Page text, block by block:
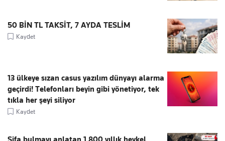
50 BİN TL TAKSİT, 7 AYDA TESLİM
Kaydet
13 ülkeye sızan casus yazılım dünyayı alarma
geçirdi! Telefonları beyin gibi yönetiyor, tek
tıkla her şeyi siliyor
Kaydet